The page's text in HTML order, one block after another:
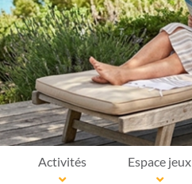
Activités Espace jeux